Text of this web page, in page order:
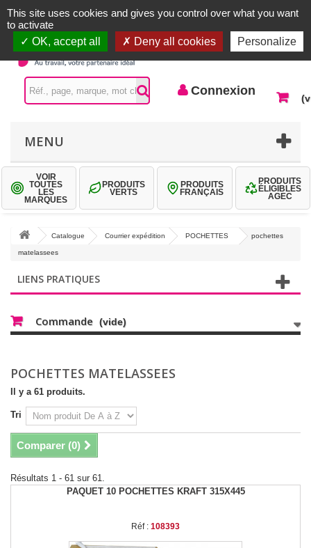
Contactez-nous
Connexion
MENU
VOIR
TOUTES
LES
MARQUES
PRODUITS
VERTS
PRODUITS
FRANÇAIS
PRODUITS
ÉLIGIBLES
AGEC
Catalogue Courrier expédition POCHETTES pochettes
matelassees
LIENS PRATIQUES
Commande (vide)
POCHETTES MATELASSEES
Il y a 61 produits.
Tri
Comparer (0)
Résultats 1 - 61 sur 61.
PAQUET 10 POCHETTES KRAFT 315X445
Réf : 108393
This site uses cookies and gives you control over what you want
to activate
OK, accept all
Deny all cookies Personalize